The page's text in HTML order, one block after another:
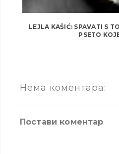
LEJLA KAŠIĆ: SPAVATI S
PSETO
Нема коментара:
Постави коментар